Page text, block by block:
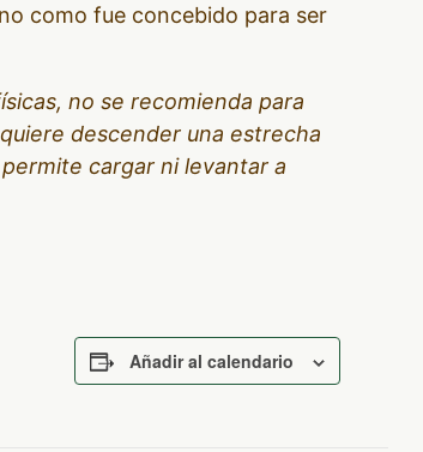
como fue concebido para ser
no se recomienda para
descender una estrecha
cargar ni levantar a
Añadir al calendario